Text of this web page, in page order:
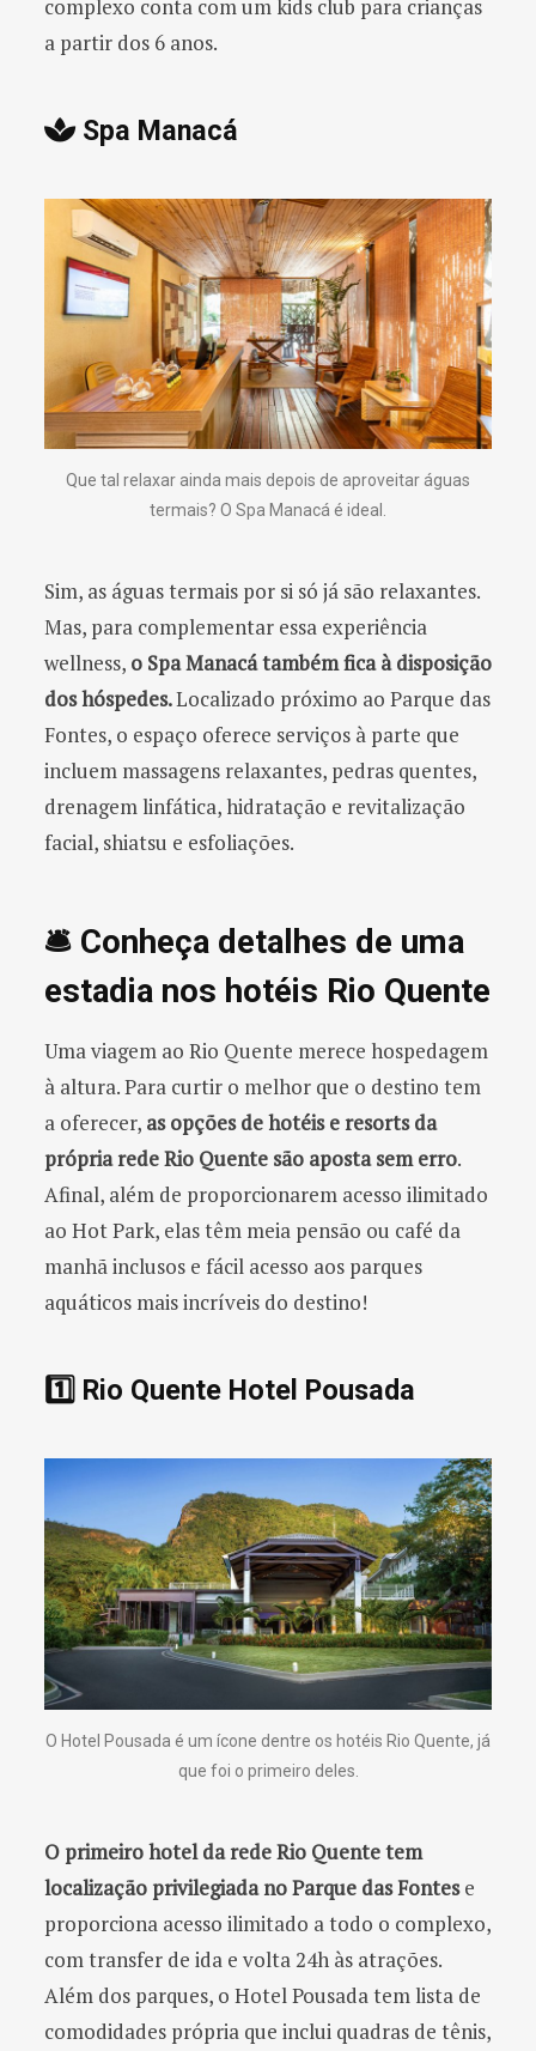
complexo conta com um kids club para crianças
a partir dos 6 anos.
Spa Manacá
Que tal relaxar ainda mais depois de aproveitar águas
termais? O Spa Manacá é ideal.
Sim, as águas termais por si só já são relaxantes.
Mas, para complementar essa experiência
wellness, o Spa Manacá também fica à disposição
dos hóspedes.Localizado próximo ao Parque das
Fontes, o espaço oferece serviços à parte que
incluem massagens relaxantes, pedras quentes,
drenagem linfática, hidratação e revitalização
facial, shiatsu e esfoliações.
🛎️ Conheça detalhes de uma
estadia nos hotéis Rio Quente
Uma viagem ao Rio Quente merece hospedagem
à altura. Para curtir o melhor que o destino tem
a oferecer, as opções de hotéis e resorts da
própria rede Rio Quente são aposta sem erro.
Afinal, além de proporcionarem acesso ilimitado
ao Hot Park, elas têm meia pensão ou café da
manhã inclusos e fácil acesso aos parques
aquáticos mais incríveis do destino!
1️⃣ Rio Quente Hotel Pousada
O Hotel Pousada é um ícone dentre os hotéis Rio Quente, já
que foi o primeiro deles.
O primeiro hotel da rede Rio Quente tem
localização privilegiada no Parque das Fontese
proporciona acesso ilimitado a todo o complexo,
com transfer de ida e volta 24h às atrações.
Além dos parques, o Hotel Pousada tem lista de
comodidades própria que inclui quadras de tênis,